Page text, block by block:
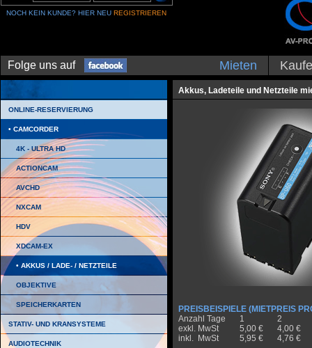
NOCH KEIN KUNDE? HIER NEUREGISTRIEREN
Mieten
Folge uns auf
ONLINE-RESERVIERUNG
CAMCORDER
4K - ULTRA HD
ACTIONCAM
AVCHD
NXCAM
HDV
XDCAM-EX
AKKUS / LADE- / NETZTEILE
OBJEKTIVE
SPEICHERKARTEN
STATIV- UND KRANSYSTEME
AUDIOTECHNIK
Akkus, Ladeteile und Netzteile
PREISBEISPIELE (MIETPREIS
Anzahl Tage
1
2
exkl. MwSt
5,00 €
4,00 €
inkl. MwSt
5,95 € 4,76 €